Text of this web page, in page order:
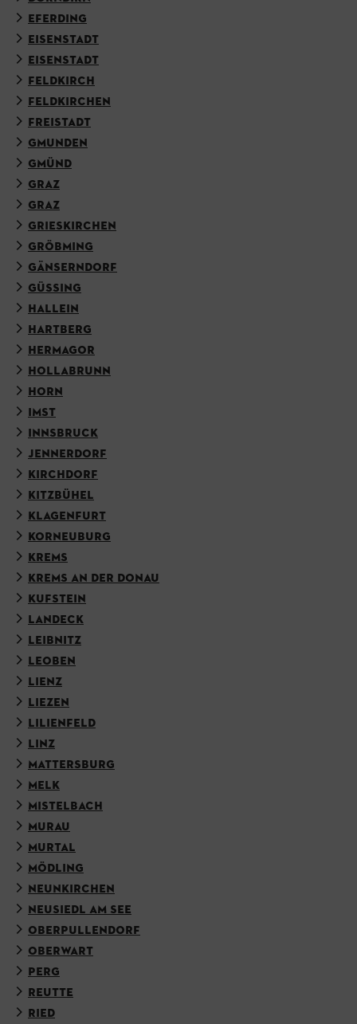
EFERDING
EISENSTADT
EISENSTADT
FELDKIRCH
FELDKIRCHEN
FREISTADT
GMUNDEN
GMÜND
GRAZ
GRAZ
GRIESKIRCHEN
GRÖBMING
GÄNSERNDORF
GÜSSING
HALLEIN
HARTBERG
HERMAGOR
HOLLABRUNN
HORN
IMST
INNSBRUCK
JENNERDORF
KIRCHDORF
KITZBÜHEL
KLAGENFURT
KORNEUBURG
KREMS
KREMS AN DER DONAU
KUFSTEIN
LANDECK
LEIBNITZ
LEOBEN
LIENZ
LIEZEN
LILIENFELD
LINZ
MATTERSBURG
MELK
MISTELBACH
MURAU
MURTAL
MÖDLING
NEUNKIRCHEN
NEUSIEDL AM SEE
OBERPULLENDORF
OBERWART
PERG
REUTTE
RIED